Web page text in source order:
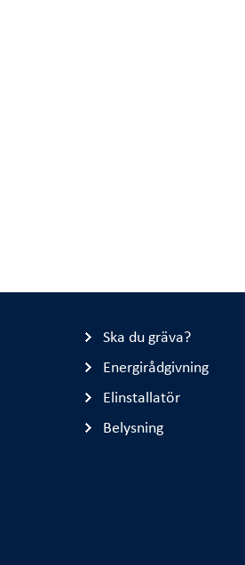
Ska du gräva?
Energirådgivning
Elinstallatör
Belysning